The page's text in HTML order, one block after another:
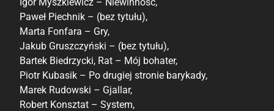
Paweł Piechnik – (bez tytułu),
Marta Fonfara – Gry,
Jakub Gruszczyński – (bez tytułu),
Bartek Biedrzycki, Rat – Mój bohater,
Piotr Kubasik – Po drugiej stronie barykady,
Marek Rudowski – Gjallar,
Robert Konsztat – System,